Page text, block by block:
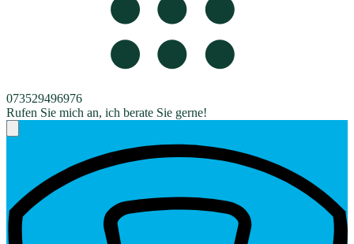
073529496976
Rufen Sie mich an, ich berate Sie gerne!